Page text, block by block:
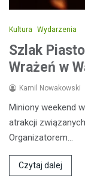
Kultura Wydarzenia
Szlak
Wrażeń w
Kamil Nowakowski
Miniony weekend
atrakcji
Organizatorem…
Czytaj dalej